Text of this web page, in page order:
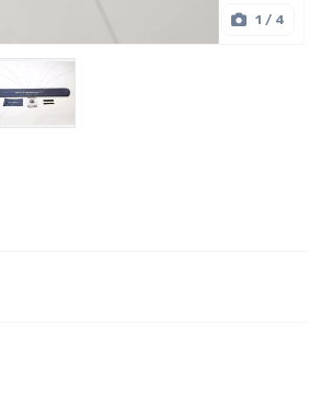
1 / 4